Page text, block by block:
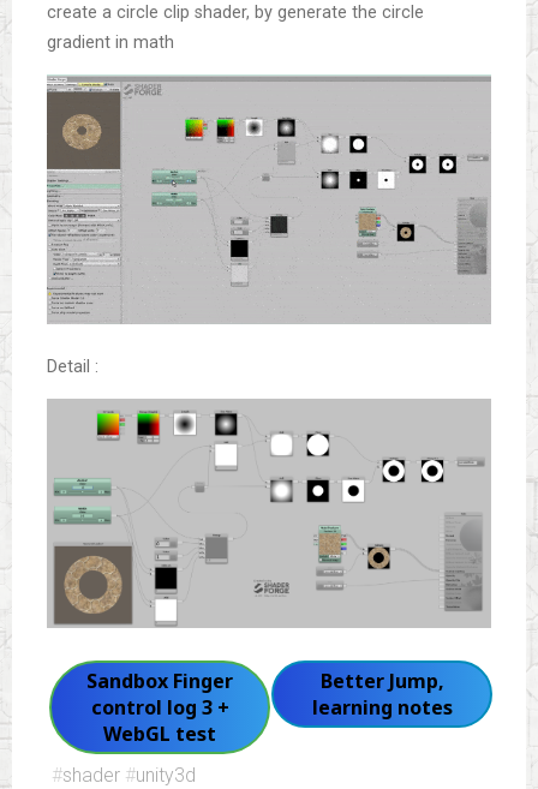
create a circle clip shader, by generate the circle
gradient in math
Detail :
Sandbox Finger
control log 3 +
WebGL test
Better Jump,
learning notes
#shader #unity3d